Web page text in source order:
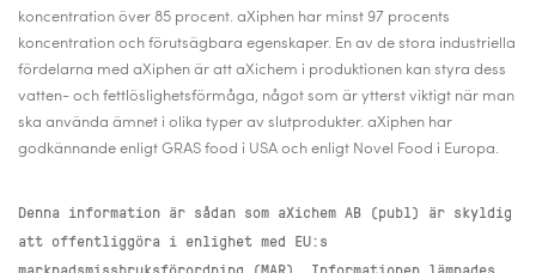
koncentration över 85 procent. aXiphen har minst 97 procents
koncentration och förutsägbara egenskaper. En av de stora industriella
fördelarna med aXiphen är att aXichem i produktionen kan styra dess
vatten- och fettlöslighetsförmåga, något som är ytterst viktigt när man
ska använda ämnet i olika typer av slutprodukter. aXiphen har
godkännande enligt GRAS food i USA och enligt Novel Food i Europa.
Denna information är sådan som aXichem AB (publ) är skyldig
att offentliggöra i enlighet med EU:s
marknadsmissbruksförordning (MAR). Informationen lämnades,